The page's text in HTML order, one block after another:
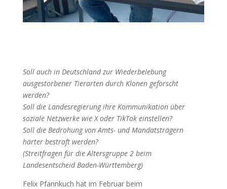
Soll auch in Deutschland zur Wiederbelebung
ausgestorbener Tierarten durch Klonen geforscht
werden?
Soll die Landesregierung ihre Kommunikation über
soziale Netzwerke wie X oder TikTok einstellen?
Soll die Bedrohung von Amts- und Mandatsträgern
härter bestraft werden?
(Streitfragen für die Altersgruppe 2 beim
Landesentscheid Baden-Württemberg)
Felix Pfannkuch hat im Februar beim